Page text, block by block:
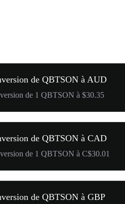
de QBTSON à AUD
de 1 QBTSON à $30.35
de QBTSON à CAD
de 1 QBTSON à C$30.01
de QBTSON à GBP